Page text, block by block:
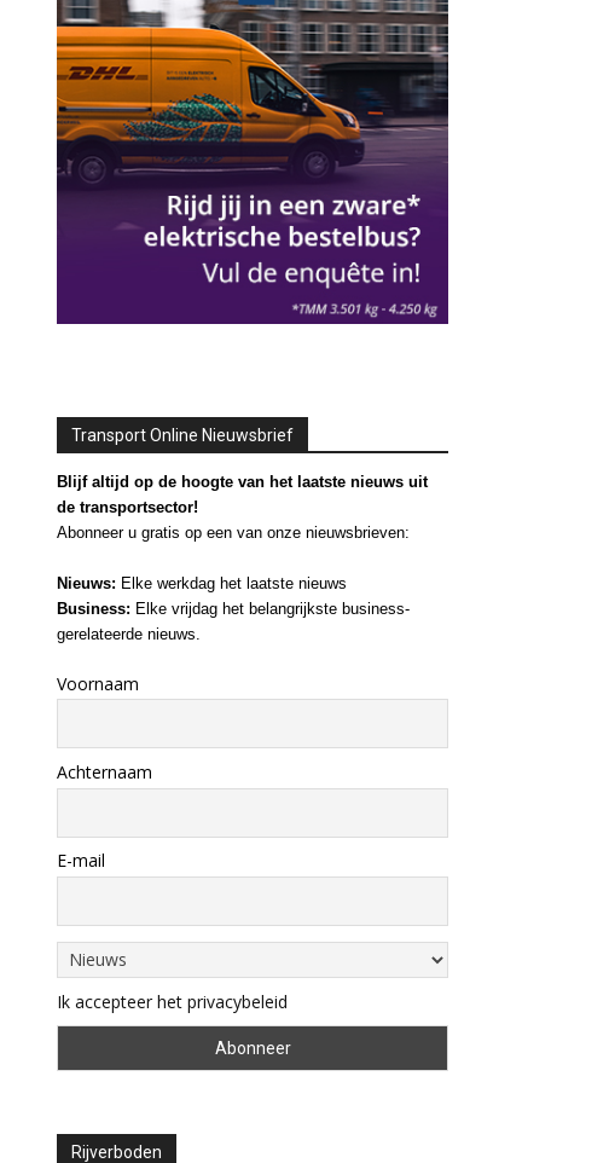
Transport Online Nieuwsbrief
Blijf altijd op de hoogte van het laatste nieuws uit
de transportsector!
Abonneer u gratis op een van onze nieuwsbrieven:
Nieuws: Elke werkdag het laatste nieuws
Business: Elke vrijdag het belangrijkste business-
gerelateerde nieuws.
Voornaam
Achternaam
E-mail
Ik accepteer het privacybeleid
Rijverboden